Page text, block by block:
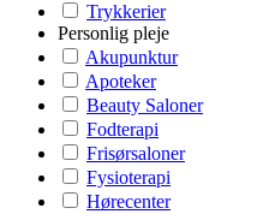
Trykkerier
Personlig pleje
Akupunktur
Apoteker
Beauty Saloner
Fodterapi
Frisørsaloner
Fysioterapi
Hørecenter